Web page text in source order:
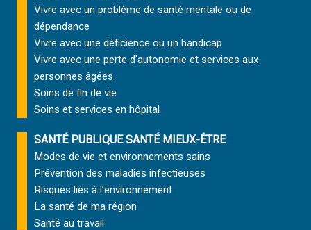
Vivre avec un problème de santé mentale ou de
dépendance
Vivre avec une déficience ou un handicap
Vivre avec une perte d’autonomie et services aux
personnes âgées
Soins de fin de vie
Soins et services en hôpital
SANTÉ PUBLIQUE SANTÉ MIEUX-ÊTRE
Modes de vie et environnements sains
Prévention des maladies infectieuses
Risques liés à l’environnement
La santé de ma région
Santé au travail